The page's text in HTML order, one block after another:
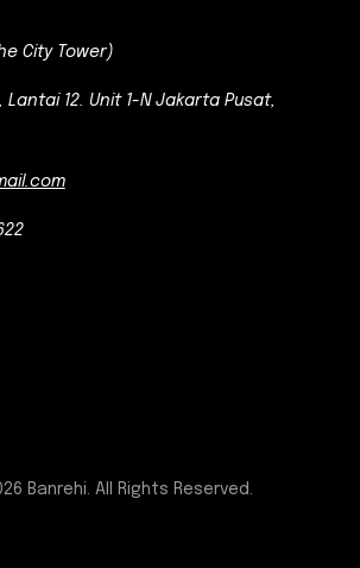
City Tower)
Lantai 12. Unit 1-N Jakarta Pusat,
Banrehi. All Rights Reserved.